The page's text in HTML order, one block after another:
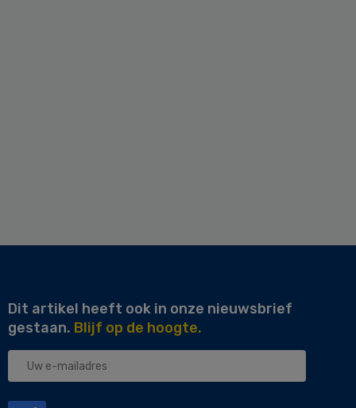
Dit artikel heeft ook in onze nieuwsbrief
gestaan. Blijf op de hoogte.
Uw